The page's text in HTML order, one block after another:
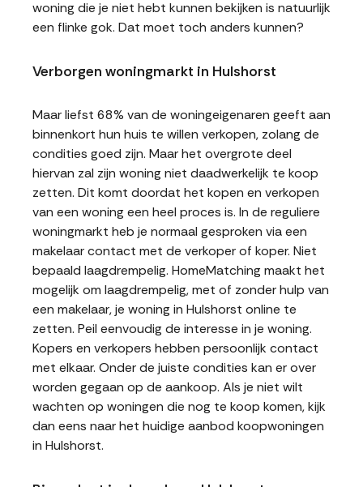
woning die je niet hebt kunnen bekijken is natuurlijk
een flinke gok. Dat moet toch anders kunnen?
Verborgen woningmarkt in Hulshorst
Maar liefst 68% van de woningeigenaren geeft aan
binnenkort hun huis te willen verkopen, zolang de
condities goed zijn. Maar het overgrote deel
hiervan zal zijn woning niet daadwerkelijk te koop
zetten. Dit komt doordat het kopen en verkopen
van een woning een heel proces is. In de reguliere
woningmarkt heb je normaal gesproken via een
makelaar contact met de verkoper of koper. Niet
bepaald laagdrempelig. HomeMatching maakt het
mogelijk om laagdrempelig, met of zonder hulp van
een makelaar, je woning in Hulshorst online te
zetten. Peil eenvoudig de interesse in je woning.
Kopers en verkopers hebben persoonlijk contact
met elkaar. Onder de juiste condities kan er over
worden gegaan op de aankoop. Als je niet wilt
wachten op woningen die nog te koop komen, kijk
dan eens naar het huidige aanbod koopwoningen
in Hulshorst.